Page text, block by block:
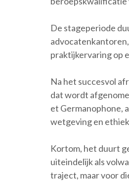
De stageperiode
praktijkervaring op
Na het succesvol
dat wordt
et Germanophone,
wetgeving en
Kortom, het duurt
uiteindelijk als
traject, maar voor